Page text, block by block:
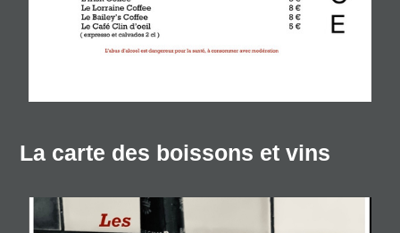
La carte des boissons et vins